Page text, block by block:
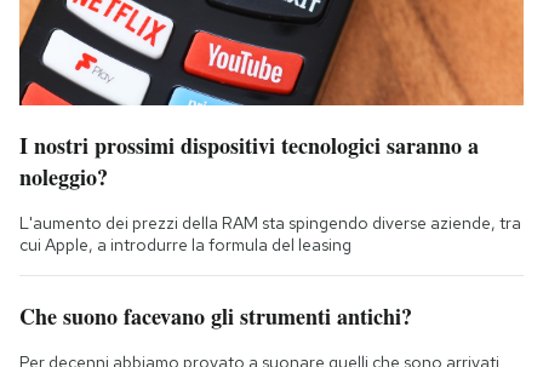
I nostri prossimi dispositivi tecnologici saranno a
noleggio?
L'aumento dei prezzi della RAM sta spingendo diverse aziende, tra
cui Apple, a introdurre la formula del leasing
Che suono facevano gli strumenti antichi?
Per decenni abbiamo provato a suonare quelli che sono arrivati